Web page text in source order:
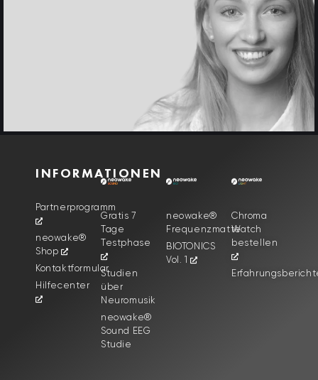
INFORMATIONEN
Partnerprogramm
neowake®
Shop
Kontaktformular
Hilfecenter
Gratis 7
Tage
Testphase
Studien
über
Neuromusik
neowake®
Sound EEG
Studie
neowake®
Frequenzmatte
BIOTONICS
Vol. 1
Chroma
Watch
bestellen